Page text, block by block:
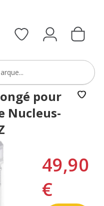
pour
Nucleus-
49,90
€